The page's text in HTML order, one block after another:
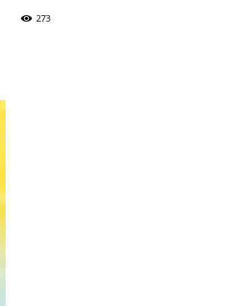
273